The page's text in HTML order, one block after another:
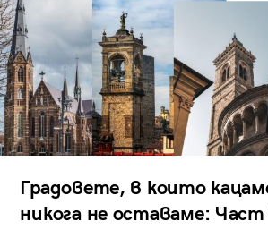
Градовете, в които
никога не оставаме: Част